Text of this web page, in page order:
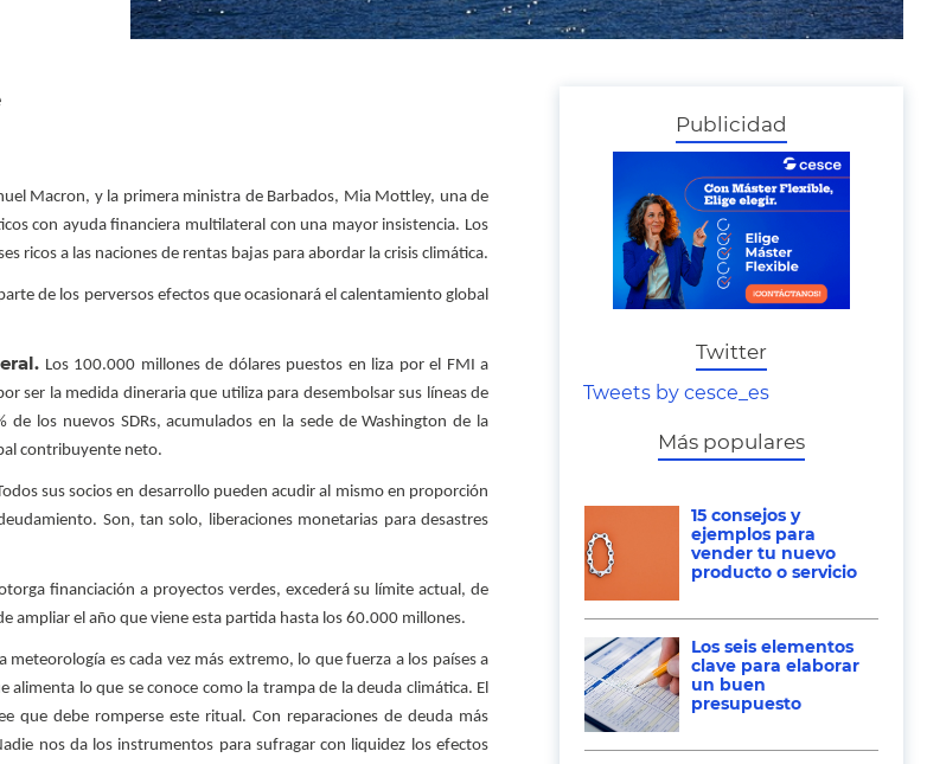
Macron, y la primera ministra de Barbados, Mia Mottley, una de
con ayuda financiera multilateral con una mayor insistencia. Los
ricos a las naciones de rentas bajas para abordar la crisis climática.
de los perversos efectos que ocasionará el calentamiento global
Los 100.000 millones de dólares puestos en liza por el FMI a
ser la medida dineraria que utiliza para desembolsar sus líneas de
los nuevos SDRs, acumulados en la sede de Washington de la
contribuyente neto.
sus socios en desarrollo pueden acudir al mismo en proporción
Son, tan solo, liberaciones monetarias para desastres
financiación a proyectos verdes, excederá su límite actual, de
ampliar el año que viene esta partida hasta los 60.000 millones.
meteorología es cada vez más extremo, lo que fuerza a los países a
alimenta lo que se conoce como la trampa de la deuda climática. El
que debe romperse este ritual. Con reparaciones de deuda más
nos da los instrumentos para sufragar con liquidez los efectos
Publicidad
Twitter
Tweets by cesce_es
Más populares
15 consejos y
ejemplos para
vender tu nuevo
producto o servicio
Los seis elementos
clave para elaborar
un buen
presupuesto